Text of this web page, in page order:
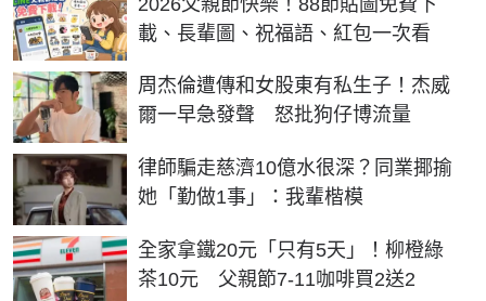
載、長輩圖、祝福語、紅包一次看
周杰倫遭傳和女股東有私生子！杰威
爾一早急發聲 怒批狗仔博流量
律師騙走慈濟10億水很深？同業揶揄
她「勤做1事」：我輩楷模
全家拿鐵20元「只有5天」！柳橙綠
茶10元 父親節7-11咖啡買2送2